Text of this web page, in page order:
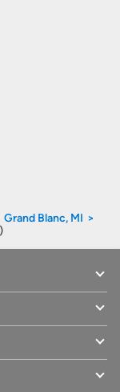
Grand Blanc, MI